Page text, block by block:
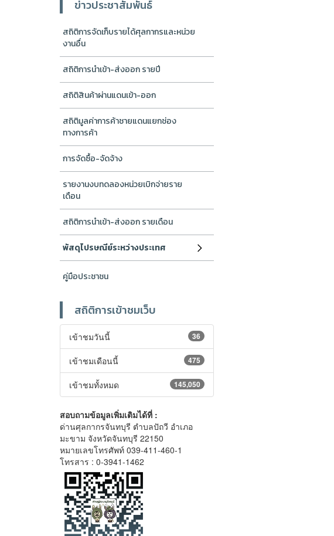
ข่าวประชาสัมพันธ์
สถิติการจัดเก็บรายได้ศุลกากรและหน่วย
งานอื่น
สถิติการนำเข้า-ส่งออก รายปี
สถิติสินค้าผ่านแดนเข้า-ออก
สถิติมูลค่าการค้าชายแดนแยกช่อง
ทางการค้า
การจัดซื้อ-จัดจ้าง
รายงานงบทดลองหน่วยเบิกจ่ายราย
เดือน
สถิติการนำเข้า-ส่งออก รายเดือน
พัสดุไปรษณีย์ระหว่างประเทศ
คู่มือประชาชน
สถิติการเข้าชมเว็บ
36
เข้าชมวันนี้
475
เข้าชมเดือนนี้
145,050
เข้าชมทั้งหมด
สอบถามข้อมูลเพิ่มเติมได้ที่ :
ด่านศุลกากรจันทบุรี ตำบลปัถวี อำเภอ
มะขาม จังหวัดจันทบุรี 22150
หมายเลขโทรศัพท์ 039-411-460-1
โทรสาร : 0-3941-1462